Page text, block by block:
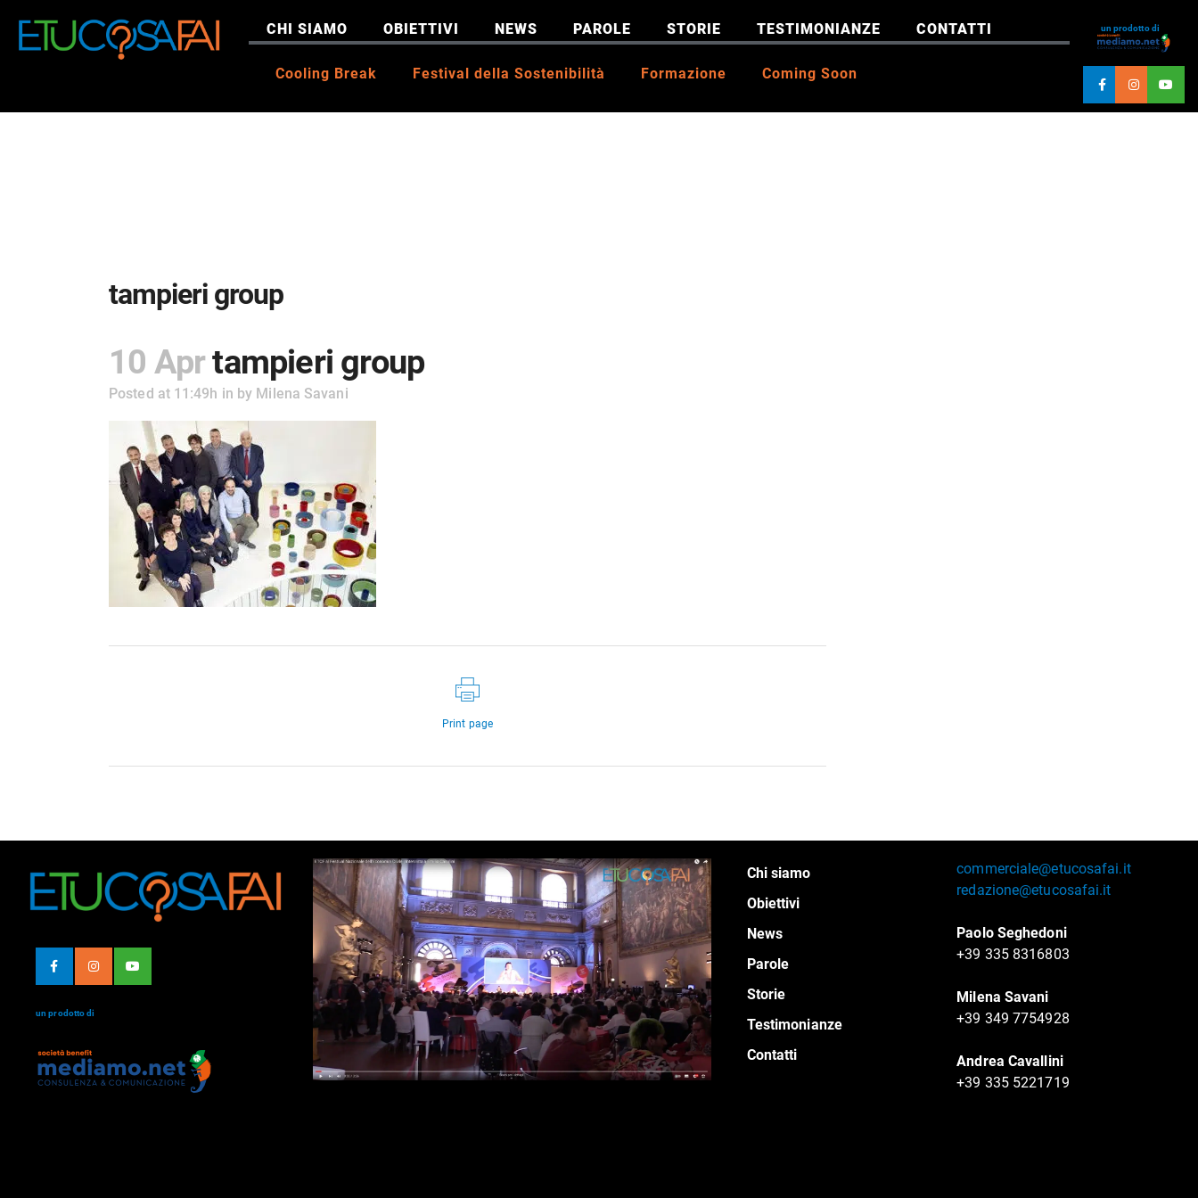
CHI SIAMO OBIETTIVI NEWS PAROLE STORIE TESTIMONIANZE CONTATTI
Cooling Break Festival della Sostenibilità Formazione Coming Soon
un prodotto di
tampieri group
10 Aprtampieri group
Posted at 11:49h in by Milena Savani
Print page
un prodotto di
Chi siamo
Obiettivi
News
Parole
Storie
Testimonianze
Contatti
commerciale@etucosafai.it
redazione@etucosafai.it
Paolo Seghedoni
+39 335 8316803
Milena Savani
+39 349 7754928
Andrea Cavallini
+39 335 5221719